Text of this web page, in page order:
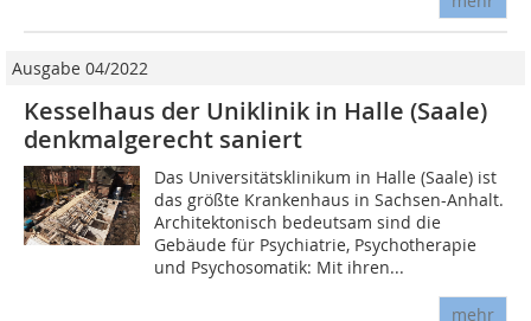
Ausgabe 04/2022
Kesselhaus der Uniklinik in Halle (Saale)
denkmalgerecht saniert
Das Universitätsklinikum in Halle (Saale) ist
das größte Krankenhaus in Sachsen-Anhalt.
Architektonisch bedeutsam sind die
Gebäude für Psychiatrie, Psychotherapie
und Psychosomatik: Mit ihren...
mehr